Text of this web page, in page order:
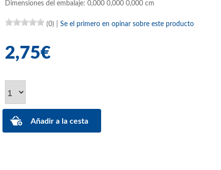
Dimensiones del embalaje: 0,000 0,000 0,000 cm
(0) Se el primero en opinar sobre este producto
2,75€